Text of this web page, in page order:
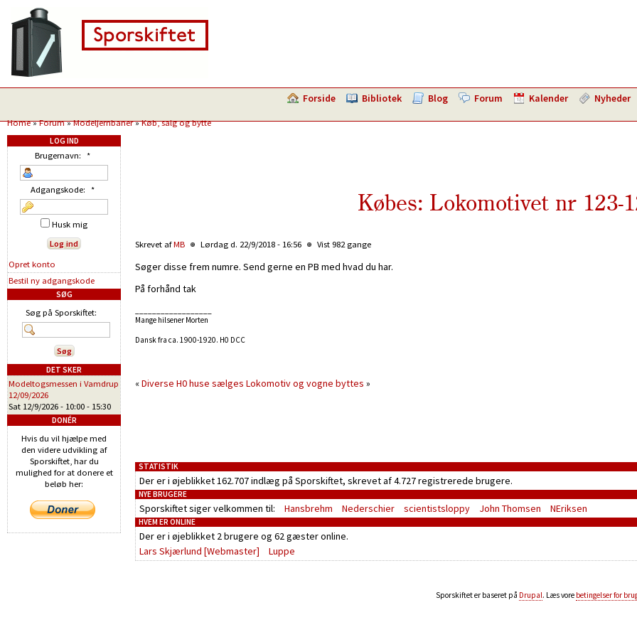
Forside Bibliotek Blog Forum Kalender Nyheder
Home»Forum»Modeljernbaner»Køb, salg og bytte
Købes: Lokomotivet nr 123-
Skrevet afMB Lørdag d. 22/9/2018 - 16:56 Vist 982 gange
Søger disse frem numre. Send gerne en PB med hvad du har.
På forhånd tak
Mange hilsener Morten
Dansk fra ca. 1900-1920. H0 DCC
«Diverse H0 huse sælges Lokomotiv og vogne byttes »
STATISTIK
Der er i øjeblikket 162.707 indlæg på Sporskiftet, skrevet af 4.727 registrerede brugere.
NYE BRUGERE
Sporskiftet siger velkommen til: Hansbrehm Nederschier scientistsloppy John Thomsen NEriksen
HVEM ER ONLINE
Der er i øjeblikket 2 brugere og 62 gæsteronline.
Lars Skjærlund [Webmaster] Luppe
Sporskiftet er baseret på Drupal. Læs vore betingelser for
LOG IND
Brugernavn: *
Adgangskode: *
Husk mig
Opret konto
Bestil ny adgangskode
SØG
Søg på Sporskiftet:
DET SKER
Modeltogsmessen i Vamdrup
12/09/2026
Sat 12/9/2026 - 10:00 - 15:30
DONÉR
Hvis du vil hjælpe med
den videre udvikling af
Sporskiftet, har du
mulighed for at donere et
beløb her: